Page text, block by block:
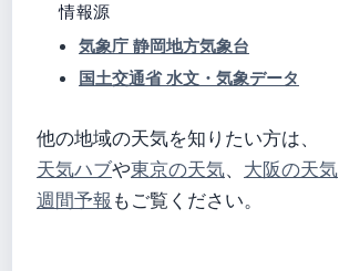
情報源
気象庁 静岡地方気象台
国土交通省 水文・気象データ
他の地域の天気を知りたい方は、
天気ハブや東京の天気、 大阪の天気
週間予報 もご覧ください。